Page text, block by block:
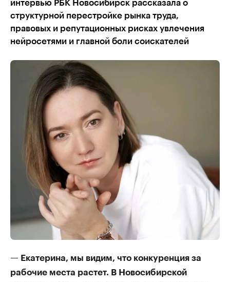
интервью РБК Новосибирск рассказала о
структурной перестройке рынка труда,
правовых и репутационных рисках увлечения
нейросетями и главной боли соискателей
— Екатерина, мы видим, что конкуренция за
рабочие места растет. В Новосибирской